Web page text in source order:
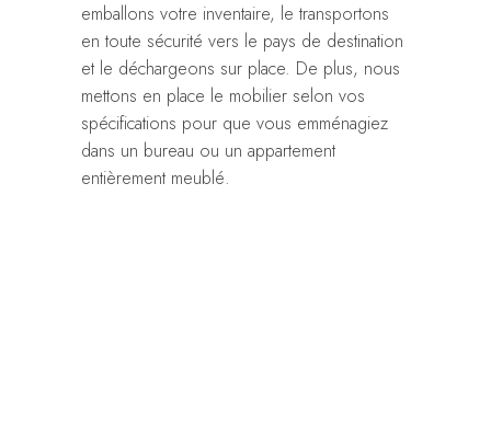
emballons votre inventaire, le transportons
en toute sécurité vers le pays de destination
et le déchargeons sur place. De plus, nous
mettons en place le mobilier selon vos
spécifications pour que vous emménagiez
dans un bureau ou un appartement
entièrement meublé.